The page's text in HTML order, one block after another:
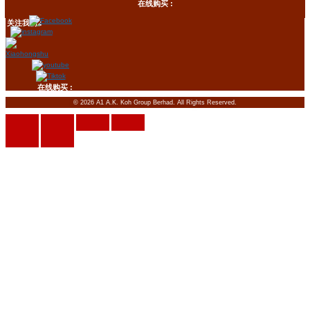
在线购买 :
关注我们 :
在线购买 :
© 2026 A1 A.K. Koh Group Berhad. All Rights Reserved.